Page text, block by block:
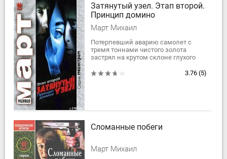
Затянутый узел. Этап второй.
Принцип домино
Март Михаил
Потерпевший аварию самолет с
тремя тоннами чистого золота
застрял на крутом склоне глухого
нога чеовека. На поиски бесценного
3.76 (5)
Сломанные побеги
Март Михаил